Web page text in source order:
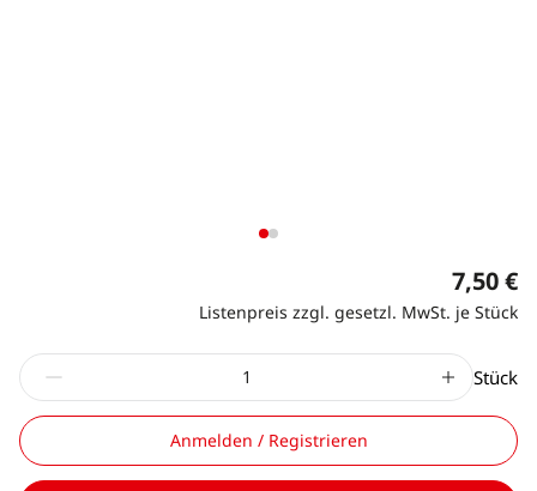
7,50 €
Listenpreis zzgl. gesetzl. MwSt. je Stück
Stück
Anmelden / Registrieren